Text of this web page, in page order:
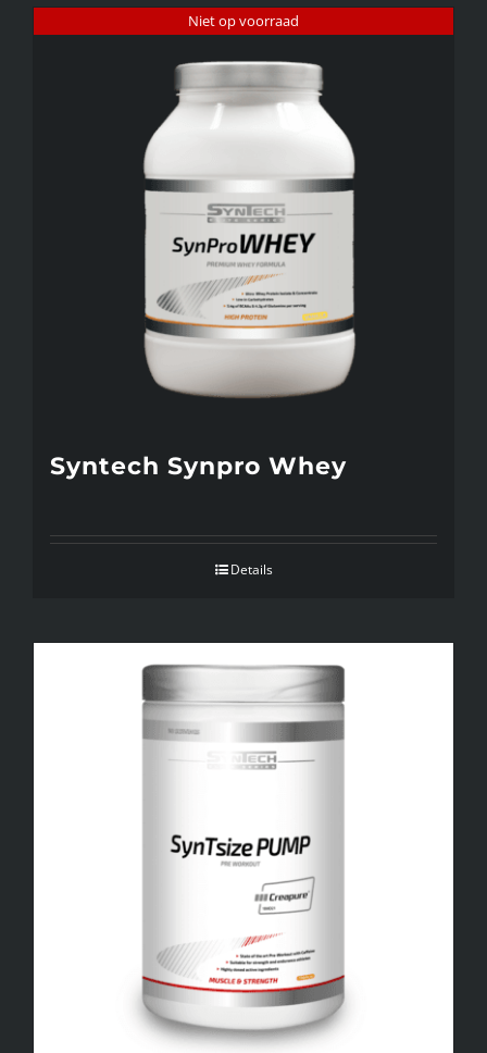
Niet op voorraad
Syntech Synpro Whey
Details